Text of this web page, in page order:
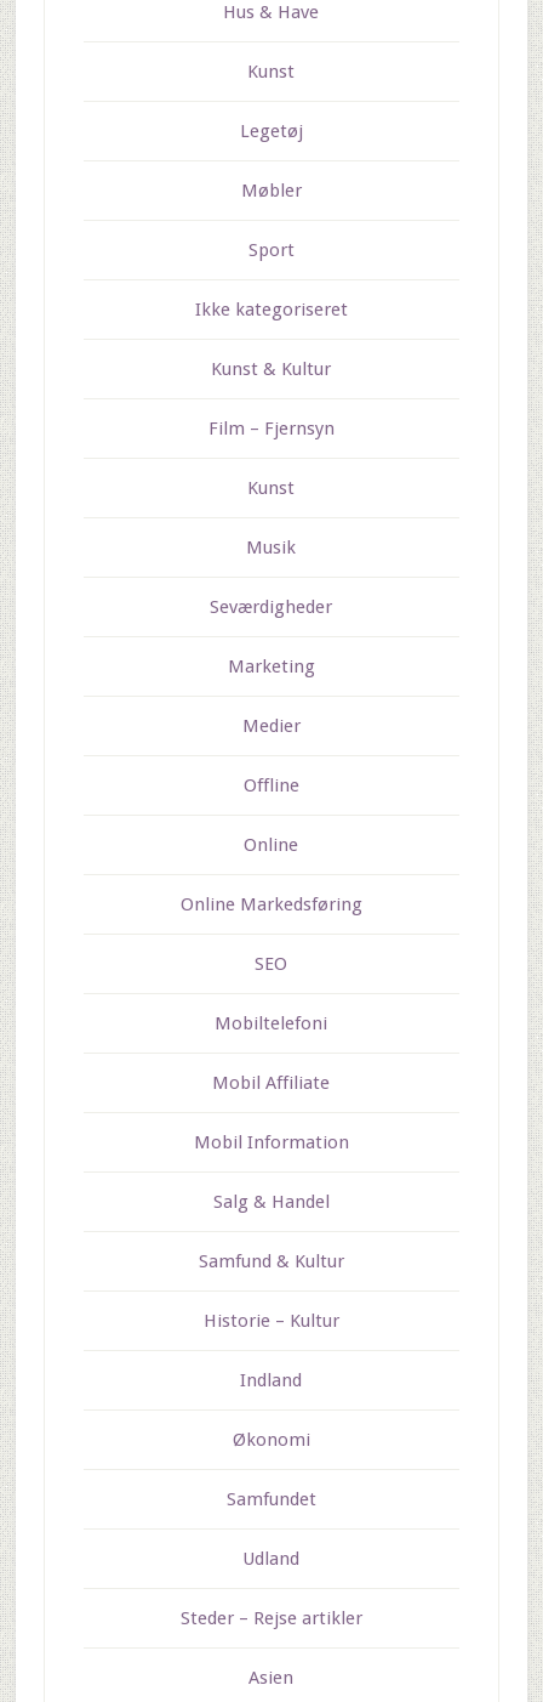
Hus & Have
Kunst
Legetøj
Møbler
Sport
Ikke kategoriseret
Kunst & Kultur
Film – Fjernsyn
Kunst
Musik
Seværdigheder
Marketing
Medier
Offline
Online
Online Markedsføring
SEO
Mobiltelefoni
Mobil Affiliate
Mobil Information
Salg & Handel
Samfund & Kultur
Historie – Kultur
Indland
Økonomi
Samfundet
Udland
Steder – Rejse artikler
Asien